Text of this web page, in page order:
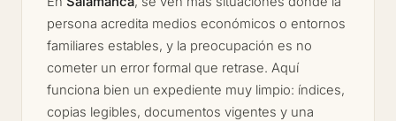
persona acredita medios económicos o entornos
familiares estables, y la preocupación es no
cometer un error formal que retrase. Aquí
funciona bien un expediente muy limpio: índices,
copias legibles, documentos vigentes y una